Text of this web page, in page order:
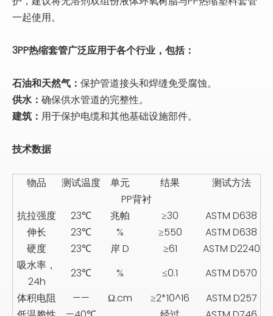
一起使用。
3PP热缩套管广泛应用于各个行业，包括：
石油和天然气： 保护管道接头和焊缝免受腐蚀。
供水： 确保供水管道的完整性。
建筑： 用于保护电缆和其他基础设施部件。
技术数据
物品 测试温度 单元 结果
测试方法
PP背衬
抗拉强度
23℃ 兆帕 ≥30
ASTM D638
伸长
23℃ % ≥550
ASTM D638
硬度
23℃ 岸 D ≥61
ASTM D2240
吸水率，
24h
23℃ % ≤0.1
ASTM D570
体积电阻
—— Ω.cm ≥2*10^16
ASTM D257